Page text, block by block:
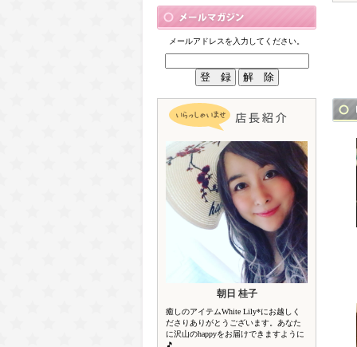
メールアドレスを入力してください。
朝日 桂子
癒しのアイテムWhite Lily*にお越しく
ださりありがとうございます。あなた
に沢山のhappyをお届けできますように
🎵